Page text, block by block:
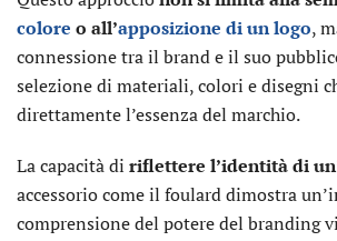
colore o all’apposizione di un logo,
connessione tra il brand e il suo
selezione di materiali, colori e disegni
direttamente l’essenza del marchio.
La capacità di riflettere l’identità di
accessorio come il foulard dimostra
comprensione del potere del branding